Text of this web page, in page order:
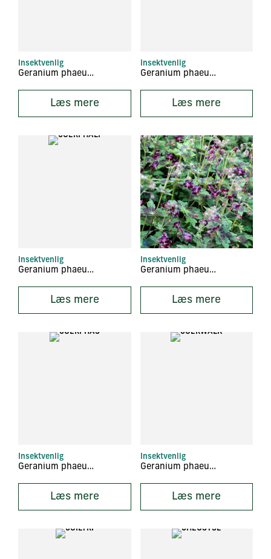
Insektvenlig
Geranium phaeum ‘Chocolate Chip’
Læs mere
Insektvenlig
Geranium phaeum ‘Golden Spring’
Læs mere
Insektvenlig
Geranium phaeum ‘Lily Lovell’
Læs mere
Insektvenlig
Geranium phaeum ‘Samobor’
Læs mere
Insektvenlig
Geranium phaeum ‘Springtime’
Læs mere
Insektvenlig
Geranium phaeum ‘Walküre’
Læs mere